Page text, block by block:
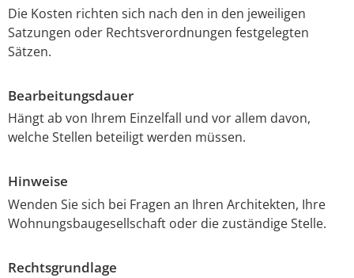
Die Kosten richten sich nach den in den jeweiligen
Satzungen oder Rechtsverordnungen festgelegten
Sätzen.
Bearbeitungsdauer
Hängt ab von Ihrem Einzelfall und vor allem davon,
welche Stellen beteiligt werden müssen.
Hinweise
Wenden Sie sich bei Fragen an Ihren Architekten, Ihre
Wohnungsbaugesellschaft oder die zuständige Stelle.
Rechtsgrundlage